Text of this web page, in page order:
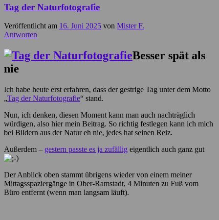
Tag der Naturfotografie
Veröffentlicht am 16. Juni 2025 von Mister F.
Antworten
Besser spät als
nie
Ich habe heute erst erfahren, dass der gestrige Tag unter dem Motto
„Tag der Naturfotografie“ stand.
Nun, ich denken, diesen Moment kann man auch nachträglich
würdigen, also hier mein Beitrag. So richtig festlegen kann ich mich
bei Bildern aus der Natur eh nie, jedes hat seinen Reiz.
Außerdem – gestern passte es ja zufällig eigentlich auch ganz gut
Der Anblick oben stammt übrigens wieder von einem meiner
Mittagsspaziergänge in Ober-Ramstadt, 4 Minuten zu Fuß vom
Büro entfernt (wenn man langsam läuft).